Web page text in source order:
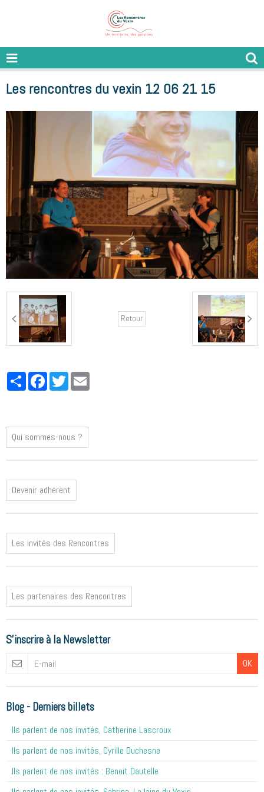
Les rencontres du vexin 12 06 21 15
Retour
PartagerFacebookTwitter
Qui sommes-nous ?
Devenir adhérent
Les invités des Rencontres
Les partenaires des Rencontres
S'inscrire à la Newsletter
OK
Blog - Derniers billets
Ils parlent de nos invités, Catherine Lascroux
Ils parlent de nos invités, Cyrille Duchesne
Ils parlent de nos invités : Benoit Dautelle